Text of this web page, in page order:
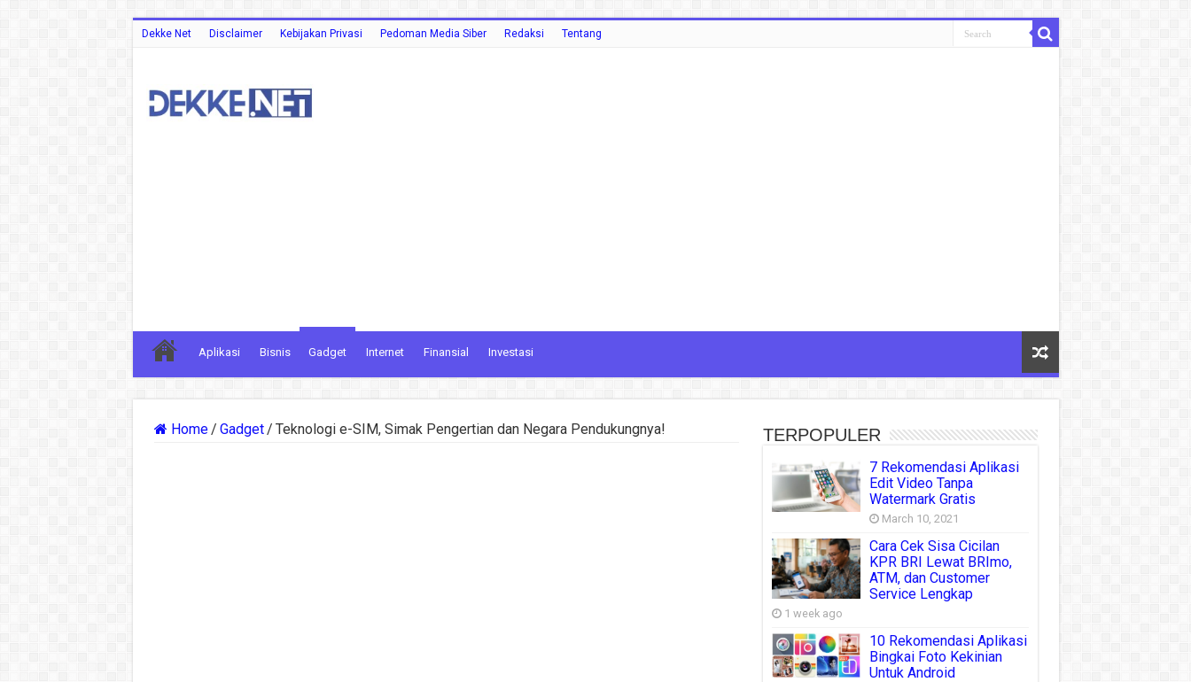
Dekke Net Disclaimer Kebijakan Privasi Pedoman Media Siber Redaksi Tentang
Aplikasi Bisnis Gadget Internet Finansial Investasi
Home/ Gadget/ Teknologi e-SIM, Simak Pengertian dan Negara Pendukungnya! TERPOPULER
7 Rekomendasi Aplikasi
Edit Video Tanpa
Watermark Gratis
March 10, 2021
Cara Cek Sisa Cicilan
KPR BRI Lewat BRImo,
ATM, dan Customer
Service Lengkap
1 week ago
10 Rekomendasi Aplikasi
Bingkai Foto Kekinian
Untuk Android